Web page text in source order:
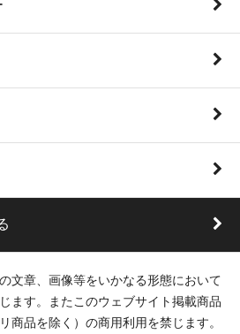
文章、画像等をいかなる形態において
ます。またこのウェブサイト掲載商品
商品を除く）の商用利用を禁じます。